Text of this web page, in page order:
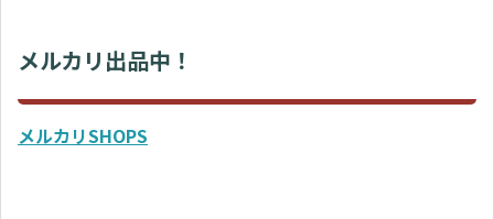
メルカリ出品中！
メルカリSHOPS